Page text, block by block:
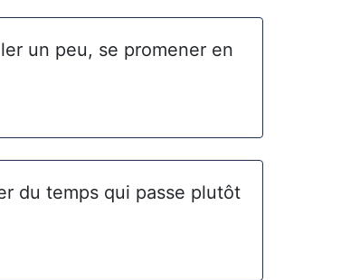
un peu, se promener en
du temps qui passe plutôt